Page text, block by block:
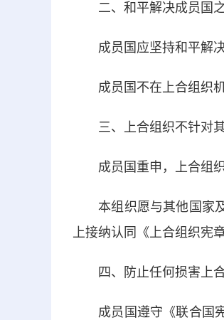
二、和平解决成员国之
成员国应坚持和平解决
成员国不在上合组织机
三、上合组织不针对其
成员国重申，上合组织
本组织愿与其他国家及
上接纳认同《上合组织宪
四、防止任何损害上合
成员国遵守《联合国宪